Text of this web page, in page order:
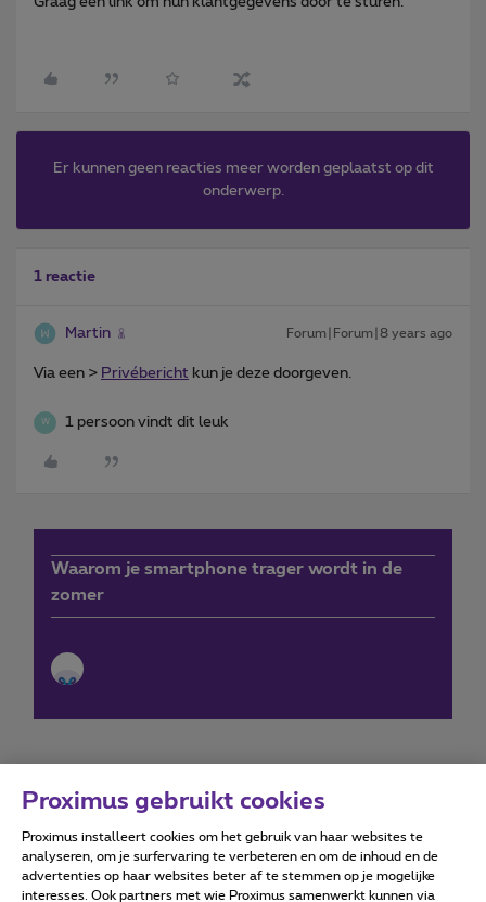
Er kunnen geen reacties meer worden geplaatst op dit
onderwerp.
1 reactie
Martin Forum|Forum|8 years ago
Via een > Privébericht kun je deze doorgeven.
W 1 persoon vindt dit leuk
Waarom je smartphone trager wordt in de
zomer
Forumvoorwaarden Accessibility statement
Proximus gebruikt cookies
Proximus installeert cookies om het gebruik van haar websites te
analyseren, om je surfervaring te verbeteren en om de inhoud en de
advertenties op haar websites beter af te stemmen op je mogelijke
interesses. Ook partners met wie Proximus samenwerkt kunnen via